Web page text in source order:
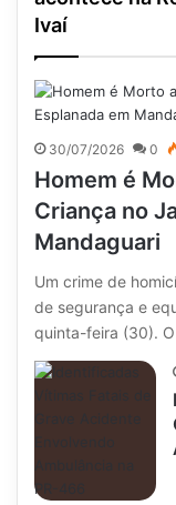
Ivaí
30/07/2026 0
Homem é
Criança no
Mandaguari
Um crime de
de segurança e
quinta-feira (30).